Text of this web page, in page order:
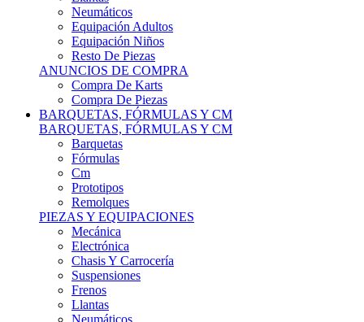
Equipación Adultos
Equipación Niños
Resto De Piezas
ANUNCIOS DE COMPRA
Compra De Karts
Compra De Piezas
BARQUETAS, FÓRMULAS Y CM
BARQUETAS, FÓRMULAS Y CM
Barquetas
Fórmulas
Cm
Prototipos
Remolques
PIEZAS Y EQUIPACIONES
Mecánica
Electrónica
Chasis Y Carrocería
Suspensiones
Frenos
Llantas
Neumáticos
Resto De Piezas